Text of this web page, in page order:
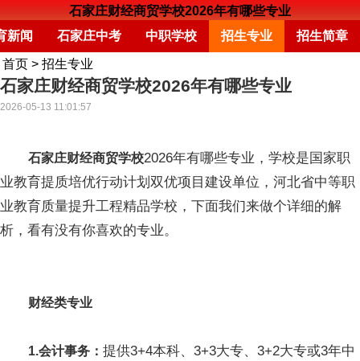
石家庄财经商贸学校2026年有哪些专业
新闻
石家庄中考 中职学校 招生专业 招生简章
首页 > 招生专业
石家庄财经商贸学校2026年有哪些专业
2026-05-13 11:01:57
石家庄财经商贸学校2026年有哪些专业，学校是国家职
业教育提质培优行动计划双优项目建设单位，河北省中等职
业教育质量提升工程精品学校，下面我们来做个详细的解
析，看有没有你喜欢的专业。
财经类专业
1.会计事务： 提供3+4本科、3+3大专、3+2大专或3年中